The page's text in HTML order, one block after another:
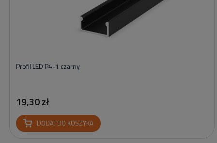
Profil LED P4-1 czarny
19,30 zł
DODAJ DO KOSZYKA